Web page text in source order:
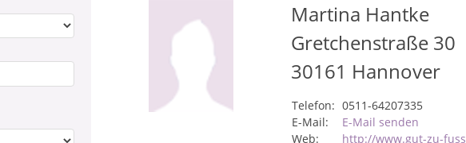
Martina Hantke
Gretchenstraße 30
30161 Hannover
Telefon: 0511-64207335
E-Mail:
E-Mail senden
Web:
http://www.gut-zu-